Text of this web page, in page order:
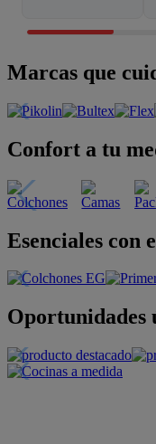
Marcas que
Confort a tu
Esenciales con
Oportunidades